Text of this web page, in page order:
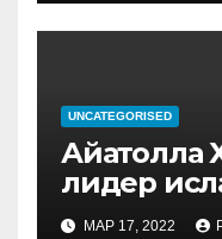
UNCATEGORISED
Айатолла
лидер
МАР 17, 2022